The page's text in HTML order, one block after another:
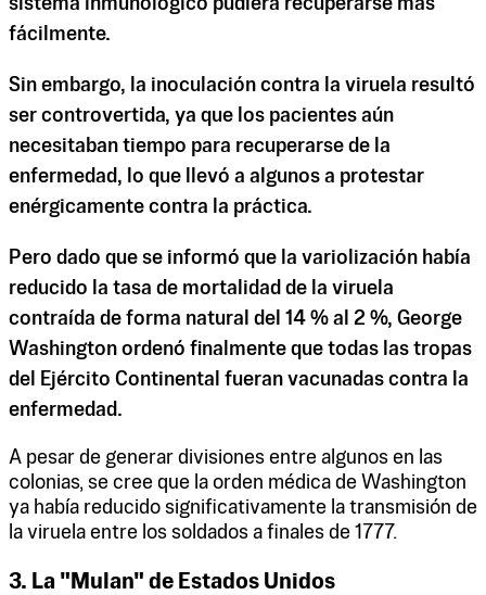
sistema inmunológico pudiera recuperarse más
fácilmente.
Sin embargo, la inoculación contra la viruela resultó
ser controvertida, ya que los pacientes aún
necesitaban tiempo para recuperarse de la
enfermedad, lo que llevó a algunos a protestar
enérgicamente contra la práctica.
Pero dado que se informó que la variolización había
reducido la tasa de mortalidad de la viruela
contraída de forma natural del 14 % al 2 %, George
Washington ordenó finalmente que todas las tropas
del Ejército Continental fueran vacunadas contra la
enfermedad.
A pesar de generar divisiones entre algunos en las
colonias, se cree que la orden médica de Washington
ya había reducido significativamente la transmisión de
la viruela entre los soldados a finales de 1777.
3. La "Mulan" de Estados Unidos